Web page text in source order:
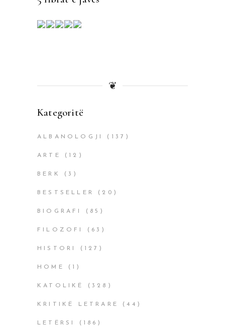
❦
Kategoritë
ALBANOLOGJI (137)
ARTE (12)
BERK (3)
BESTSELLER (20)
BIOGRAFI (85)
FILOZOFI (63)
HISTORI (127)
HOME (1)
KATOLIKË (328)
KRITIKË LETRARE (44)
LETËRSI (186)